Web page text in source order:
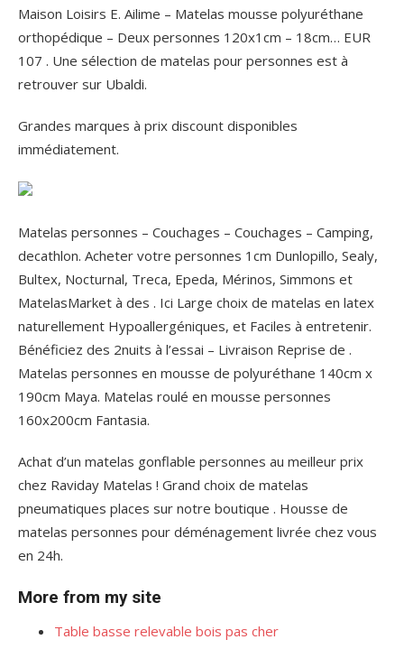
Maison Loisirs E. Ailime – Matelas mousse polyuréthane
orthopédique – Deux personnes 120x1cm – 18cm… EUR
107 . Une sélection de matelas pour personnes est à
retrouver sur Ubaldi.
Grandes marques à prix discount disponibles
immédiatement.
Matelas personnes – Couchages – Couchages – Camping,
decathlon. Acheter votre personnes 1cm Dunlopillo, Sealy,
Bultex, Nocturnal, Treca, Epeda, Mérinos, Simmons et
MatelasMarket à des . Ici Large choix de matelas en latex
naturellement Hypoallergéniques, et Faciles à entretenir.
Bénéficiez des 2nuits à l’essai – Livraison Reprise de .
Matelas personnes en mousse de polyuréthane 140cm x
190cm Maya. Matelas roulé en mousse personnes
160x200cm Fantasia.
Achat d’un matelas gonflable personnes au meilleur prix
chez Raviday Matelas ! Grand choix de matelas
pneumatiques places sur notre boutique . Housse de
matelas personnes pour déménagement livrée chez vous
en 24h.
More from my site
Table basse relevable bois pas cher